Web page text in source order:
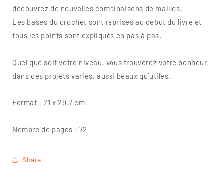
découvrez de nouvelles combinaisons de mailles.
Les bases du crochet sont reprises au début du livre et
tous les points sont expliqués en pas à pas.
Quel que soit votre niveau, vous trouverez votre bonheur
dans ces projets variés, aussi beaux qu’utiles.
Format : 21 x 29.7 cm
Nombre de pages : 72
Share